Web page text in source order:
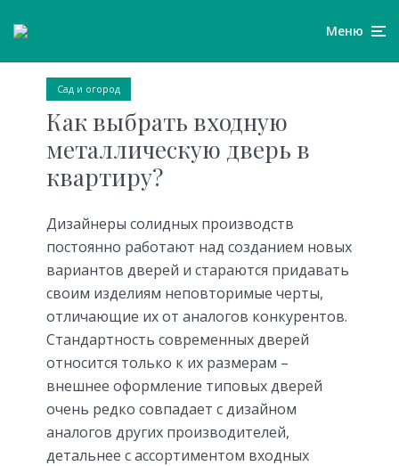
Меню
Сад и огород
Как выбрать входную
металлическую дверь в
квартиру?
Дизайнеры солидных производств
постоянно работают над созданием новых
вариантов дверей и стараются придавать
своим изделиям неповторимые черты,
отличающие их от аналогов конкурентов.
Стандартность современных дверей
относится только к их размерам –
внешнее оформление типовых дверей
очень редко совпадает с дизайном
аналогов других производителей,
детальнее с ассортиментом входных